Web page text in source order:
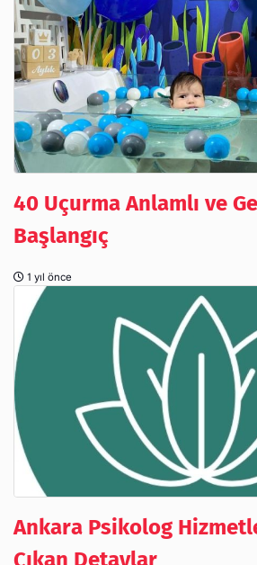
40 Uçurma Anlamlı ve
Başlangıç
1 yıl önce
Ankara Psikolog
Çıkan Detaylar